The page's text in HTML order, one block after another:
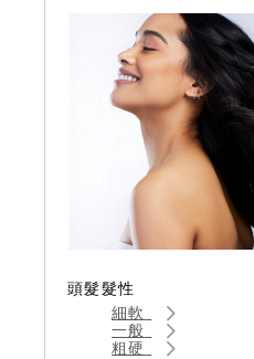
頭髮髮性
細軟
一般
粗硬